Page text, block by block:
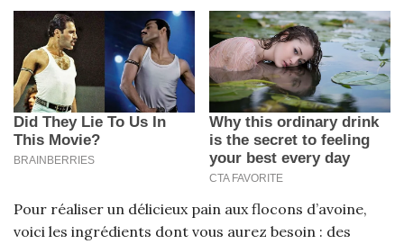
Pour réaliser un délicieux pain aux flocons d’avoine,
voici les ingrédients dont vous aurez besoin : des